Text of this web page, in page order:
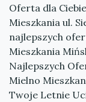
Oferta dla Ciebie
Mieszkania ul.
najlepszych
Mieszkania
Najlepszych
Mielno
Twoje Letnie